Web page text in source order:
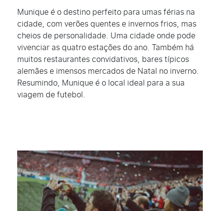
Munique é o destino perfeito para umas férias na
cidade, com verões quentes e invernos frios, mas
cheios de personalidade. Uma cidade onde pode
vivenciar as quatro estações do ano. Também há
muitos restaurantes convidativos, bares típicos
alemães e imensos mercados de Natal no inverno.
Resumindo, Munique é o local ideal para a sua
viagem de futebol.